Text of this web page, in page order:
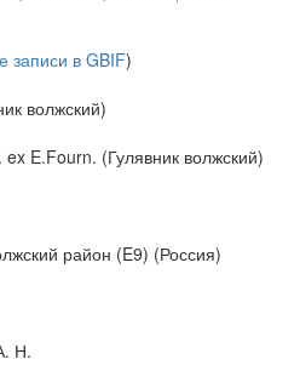
записи в GBIF)
волжский)
E.Fourn. (Гулявник волжский)
район (E9) (Россия)
Н.